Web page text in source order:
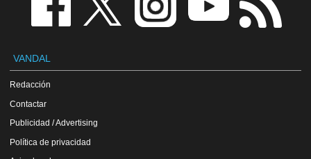
VANDAL
Redacción
Contactar
Publicidad / Advertising
Política de privacidad